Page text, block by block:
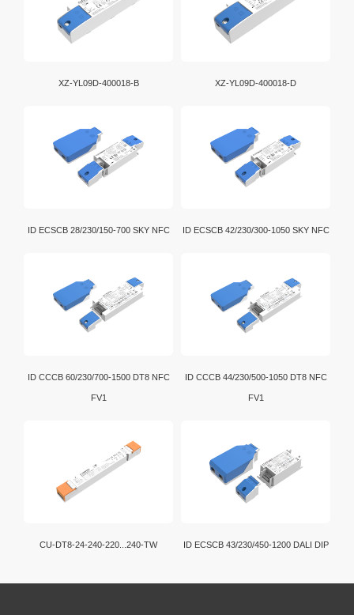
XZ-YL09D-400018-B XZ-YL09D-400018-D
ID ECSCB 28/230/150-700 SKY NFC ID ECSCB 42/230/300-1050 SKY NFC
ID CCCB 60/230/700-1500 DT8 NFC
FV1
ID CCCB 44/230/500-1050 DT8 NFC
FV1
CU-DT8-24-240-220...240-TW ID ECSCB 43/230/450-1200 DALI DIP